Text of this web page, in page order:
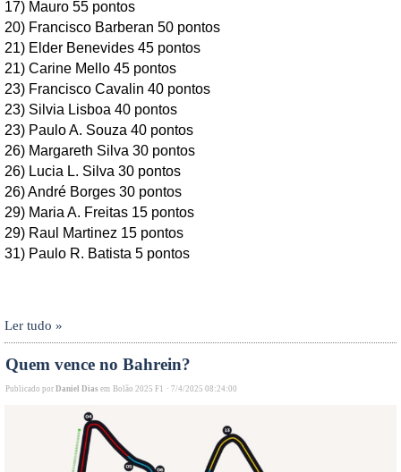
17) Mauro 55 pontos
20) Francisco Barberan 50 pontos
21) Elder Benevides 45 pontos
21) Carine Mello 45 pontos
23) Francisco Cavalin 40 pontos
23) Silvia Lisboa 40 pontos
23) Paulo A. Souza 40 pontos
26) Margareth Silva 30 pontos
26) Lucia L. Silva 30 pontos
26) André Borges 30 pontos
29) Maria A. Freitas 15 pontos
29) Raul Martinez 15 pontos
31) Paulo R. Batista 5 pontos
Ler tudo »
Quem vence no Bahrein?
Publicado por Daniel Dias em Bolão 2025 F1 · 7/4/2025 08:24:00